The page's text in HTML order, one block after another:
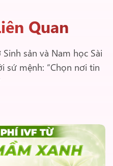
Quan
sản và Nam học Sài
sứ mệnh: “Chọn nơi tin